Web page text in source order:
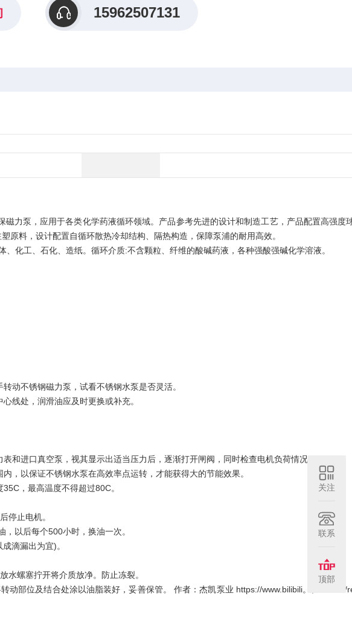
15962507131
力泵，应用于各类化学药液循环领域。产品参考先进的设计和制造工艺，产品配置高强度
原料，设计配置自循环散热冷却结构、隔热构造，保障泵浦的耐用高效。
化工、石化、造纸。循环介质:不含颗粒、纤维的酸碱药液，各种强酸强碱化学溶液。
动不锈钢磁力泵，试看不锈钢水泵是否灵活。
线处，润滑油应及时更换或补充。
和进口真空泵，视其显示出适当压力后，逐渐打开闸阀，同时检查电机负荷情况。
，以保证不锈钢水泵在高效率点运转，才能获得大的节能效果。
，最高温度不得超过80C。
停止电机。
以后每个500小时，换油一次。
滴漏出为宜)。
水螺塞拧开将介质放净。防止冻裂。
动部位及结合处涂以油脂装好，妥善保管。 作者：杰凯泵业 https://www.bilibili。。ｃｏｍ/
关注
联系
顶部